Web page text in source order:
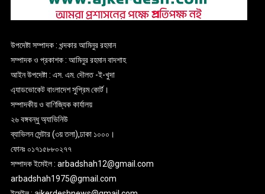
উপদেষ্টা সম্পাদক : খন্দকার আমিনুর রহমান
সম্পাদক ও প্রকাশক : আমিনুর রহমান বাদশাহ
আইন উপদেষ্টা : এস. এম. দৌলত -ই-খুদা
এ্যাডভোকেট বাংলাদেশ সুপ্রিম কোর্ট।
সম্পাদকীয় ও বাণিজ্যিক কার্যালয়
২৬ বঙ্গবন্ধু অ্যাভিনিউ
ব্যাভিলন সেন্টার (৩য় তলা),ঢাকা ১০০০।
ফোনঃ ০১৭১৫৮৮০২৭৭
সম্পাদক ইমেইল : arbadshah12@gmail.com
arbadshah1975@gmail.com